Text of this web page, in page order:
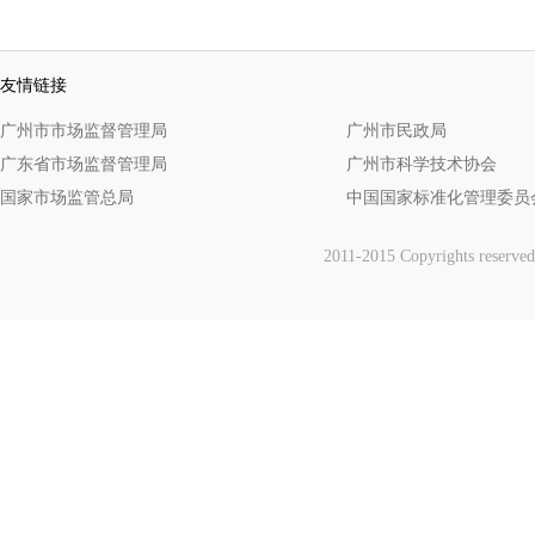
友情链接
广州市市场监督管理局
广州市民政局
广东省市场监督管理局
广州市科学技术协会
国家市场监管总局
中国国家标准化管理委员
2011-2015 Copyrights